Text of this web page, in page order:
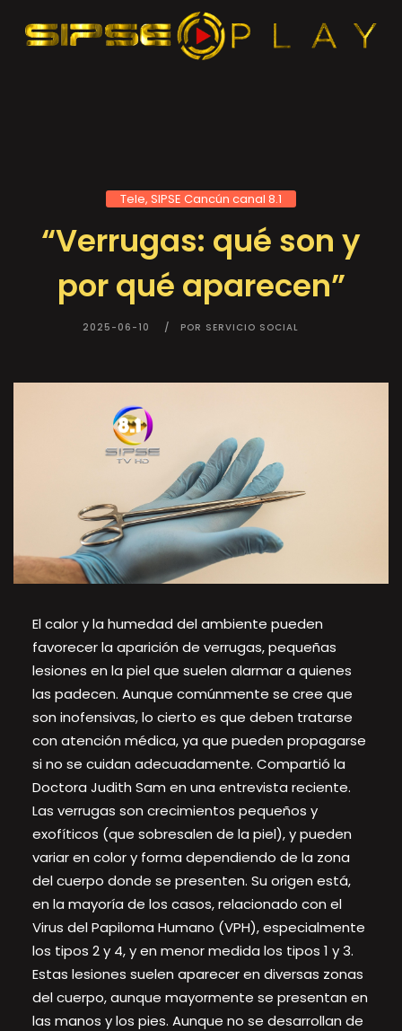
Tele, SIPSE Cancún canal 8.1
“Verrugas: qué son y
por qué aparecen”
2025-06-10 POR SERVICIO SOCIAL
El calor y la humedad del ambiente pueden
favorecer la aparición de verrugas, pequeñas
lesiones en la piel que suelen alarmar a quienes
las padecen. Aunque comúnmente se cree que
son inofensivas, lo cierto es que deben tratarse
con atención médica, ya que pueden propagarse
si no se cuidan adecuadamente. Compartió la
Doctora Judith Sam en una entrevista reciente.
Las verrugas son crecimientos pequeños y
exofíticos (que sobresalen de la piel), y pueden
variar en color y forma dependiendo de la zona
del cuerpo donde se presenten. Su origen está,
en la mayoría de los casos, relacionado con el
Virus del Papiloma Humano (VPH), especialmente
los tipos 2 y 4, y en menor medida los tipos 1 y 3.
Estas lesiones suelen aparecer en diversas zonas
del cuerpo, aunque mayormente se presentan en
las manos y los pies. Aunque no se desarrollan de